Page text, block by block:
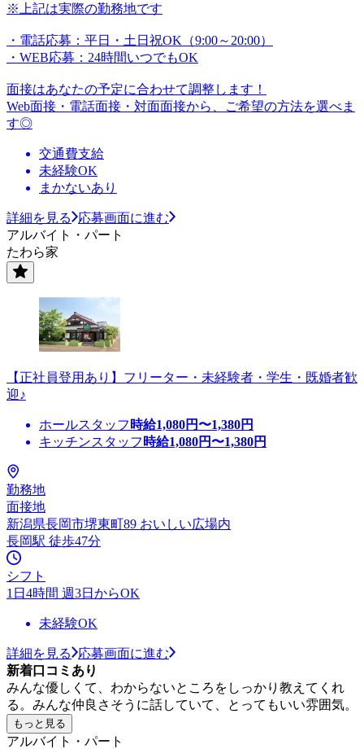
※上記は実際の勤務地です
・電話応募：平日・土日祝OK（9:00～20:00）
・WEB応募：24時間いつでもOK
面接はあなたの予定に合わせて調整します！
Web面接・電話面接・対面面接から、ご希望の方法を選べま
す◎
交通費支給
未経験OK
まかないあり
詳細を見る
応募画面に進む
アルバイト・パート
たわら家
【正社員登用あり】フリーター・未経験者・学生・既婚者歓
迎♪
ホールスタッフ 時給1,080円〜1,380円
キッチンスタッフ 時給1,080円〜1,380円
勤務地
面接地
新潟県長岡市堺東町89 おいしい広場内
長岡駅 徒歩47分
シフト
1日4時間 週3日からOK
未経験OK
詳細を見る
応募画面に進む
新着口コミあり
みんな優しくて、わからないところをしっかり教えてくれ
る。みんな仲良さそうに話していて、とってもいい雰囲気。
もっと見る
アルバイト・パート